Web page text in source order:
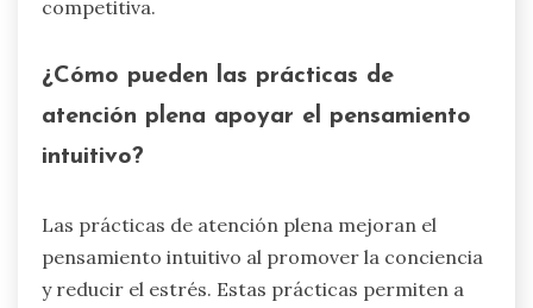
ansiedad.
Los ejercicios de agilidad mejoran la
entrenamiento del tiempo de reacción, como el
uso de una pelota de reacción, mejora la toma
plena, que incluyen la meditación o ejercicios de
respiración, ayudan a los atletas a gestionar el
estrés y mejorar la claridad mental.